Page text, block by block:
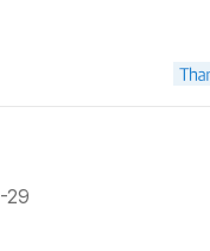
고 적에 대해서는 가차없
. ★ 세니아 펀다펠로난 노하마
다쉬의 명을 받고 키바의
키바와 사랑에 빠지게 된다. ★
존성단 제국의 시초가 된
안에서 가상현실로 존재하
다. 나쁜 일을 하지는 않지
는다.현실적이고 능수능
이다. 모든 선택에서 최
아야 할 선은 분명히 지킨
지며 큰 매력으로 다가온
특유의 행동과 대사, 그리고
가 배가 된다.『무너지는
요약하면 이렇다.인류는 ‘플
다.각 행성은 자급자족이
속에 있다.플로우가 붕괴
된다.그러나 제국의 정치
다툼에 이용한다.겉보기
균열이 시작된다.이 소설에
배치하는 방식이다. 여제
29